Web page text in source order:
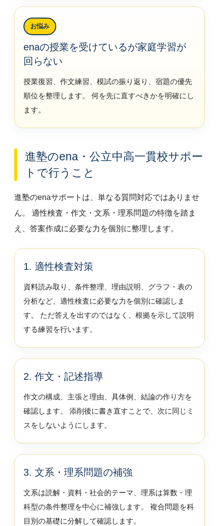
お悩み
enaの授業を受けているが家庭学習が
回らない
授業復習、作文練習、模試の振り返り、宿題の優先
順位を整理します。 何を先に直すべきかを明確にし
ます。
進塾のena・公立中高一貫校サポー
トで行うこと
進塾のenaサポートは、単なる質問対応ではありませ
ん。 適性検査・作文・文系・理系問題の特徴を踏ま
え、答案作成に必要な力を個別に整理します。
1. 適性検査対策
資料読み取り、条件整理、理由説明、グラフ・表の
分析など、適性検査に必要な力を個別に確認しま
す。 ただ答えを出すのではなく、根拠を示して説明
する練習を行います。
2. 作文・記述指導
作文の構成、主張と理由、具体例、結論の作り方を
確認します。 添削後に書き直すことで、次に同じミ
スをしないようにします。
3. 文系・理系問題の補強
文系は読解・資料・社会的テーマ、理系は算数・理
科型の条件整理を中心に補強します。 複合問題を科
目別の基礎に分解して確認します。